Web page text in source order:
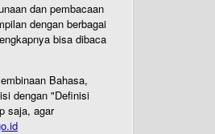
dan pembacaan
dengan berbagai
bisa dibaca
Bahasa,
dengan "Definisi
saja, agar